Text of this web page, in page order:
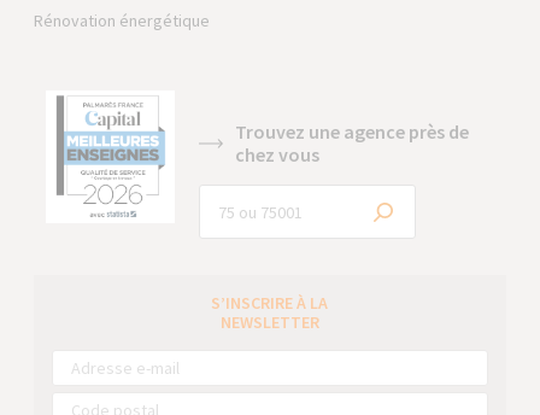
Rénovation énergétique
Trouvez une agence près de
chez vous
S’INSCRIRE À LA
NEWSLETTER